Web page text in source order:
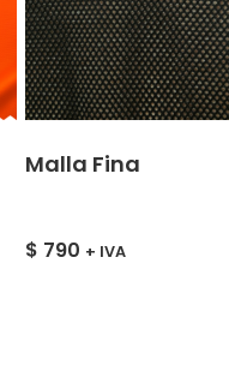
Malla Fina
$ 790 + IVA